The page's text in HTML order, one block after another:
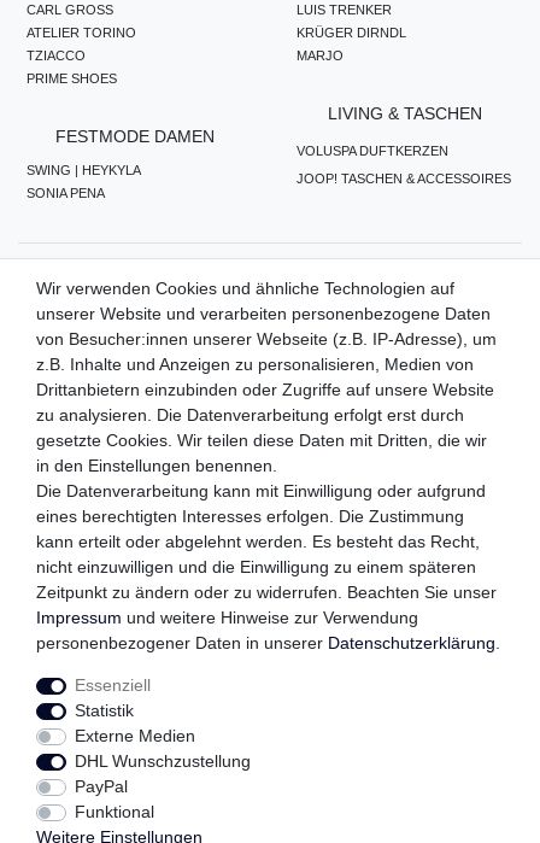
CARL GROSS
ATELIER TORINO
TZIACCO
PRIME SHOES
FESTMODE DAMEN
SWING | HEYKYLA
SONIA PENA
LUIS TRENKER
KRÜGER DIRNDL
MARJO
LIVING & TASCHEN
VOLUSPA DUFTKERZEN
JOOP! TASCHEN & ACCESSOIRES
ZAHLUNGSMETHODEN
WIR VERSENDEN MIT
QUALITÄTSVERSPRECHEN
FOLGEN SIE UNS
Impressum
Widerrufs­recht Vertrag widerrufen
Wir verwenden Cookies und ähnliche Technologien auf
unserer Website und verarbeiten personenbezogene Daten
von Besucher:innen unserer Webseite (z.B. IP-Adresse), um
z.B. Inhalte und Anzeigen zu personalisieren, Medien von
Drittanbietern einzubinden oder Zugriffe auf unsere Website
zu analysieren. Die Datenverarbeitung erfolgt erst durch
gesetzte Cookies. Wir teilen diese Daten mit Dritten, die wir
in den Einstellungen benennen.
Die Datenverarbeitung kann mit Einwilligung oder aufgrund
eines berechtigten Interesses erfolgen. Die Zustimmung
kann erteilt oder abgelehnt werden. Es besteht das Recht,
nicht einzuwilligen und die Einwilligung zu einem späteren
Zeitpunkt zu ändern oder zu widerrufen. Beachten Sie unser
Impressum und weitere Hinweise zur Verwendung
personenbezogener Daten in unserer Daten­schutz­erklärung
Essenziell
Statistik
Externe Medien
DHL Wunschzustellung
PayPal
Funktional
Weitere Einstellungen